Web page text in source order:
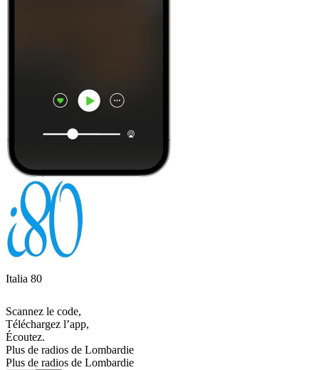
Italia 80
Scannez le code,
Téléchargez l’app,
Écoutez.
Plus de radios de Lombardie
Plus de radios de Lombardie